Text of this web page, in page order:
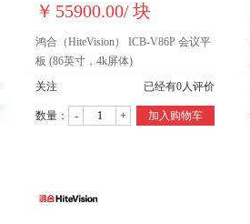
￥ 55900.00/块
鸿合（HiteVision） ICB-V86P 会议平
板 (86英寸，4k屏体)
关注
已经有0人评价
数量： - + 加入购物车